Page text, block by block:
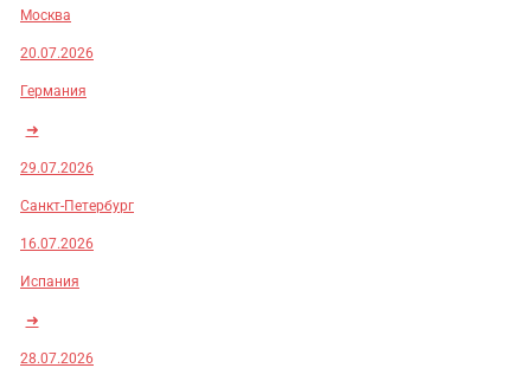
Москва
20.07.2026
Германия
➜
29.07.2026
Санкт-Петербург
16.07.2026
Испания
➜
28.07.2026